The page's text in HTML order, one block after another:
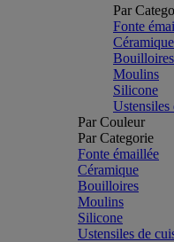
Par
Fonte
Céramique
Bouilloires
Moulins
Silicone
Ustensiles
Par Couleur
Par Categorie
Fonte émaillée
Céramique
Bouilloires
Moulins
Silicone
Ustensiles de